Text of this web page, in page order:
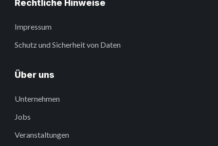
Rechtliche Hinweise
Impressum
Schutz und Sicherheit von Daten
Über uns
Unternehmen
Jobs
Veranstaltungen